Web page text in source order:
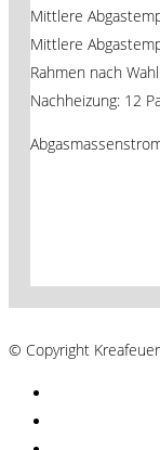
Mittlere
Mittlere
Rahmen nach
Nachheizung: 12
© Copyright